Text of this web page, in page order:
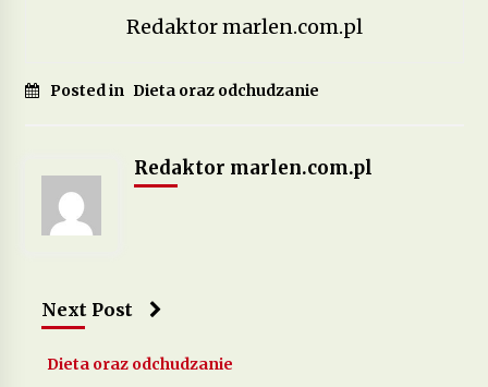
11 miesięcy ago
zdrowie skóry, włosów i paznokci?
12 miesięcy ago
Redaktor marlen.com.pl
Posted in Dieta oraz odchudzanie
Redaktor marlen.com.pl
Next Post
Dieta oraz odchudzanie